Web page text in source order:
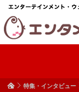
特集・インタビュー